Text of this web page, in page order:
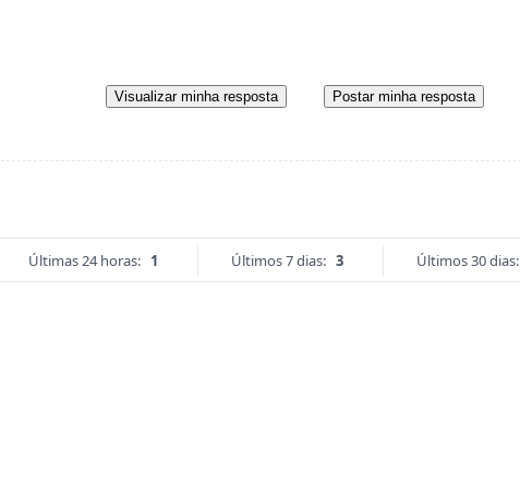
Visualizar minha resposta Postar minha resposta
Últimas 24 horas: 1 Últimos 7 dias: 3 Últimos 30 dias: